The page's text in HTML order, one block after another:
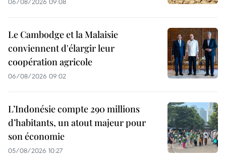
Le Cambodge et la Malaisie
conviennent d'élargir leur
coopération agricole
06/08/2026 09:02
L’Indonésie compte 290 millions
d’habitants, un atout majeur pour
son économie
05/08/2026 10:27